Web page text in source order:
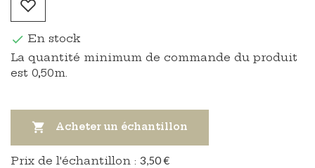
 En stock
La quantité minimum de commande du produit
est 0,50m.
 Acheter un échantillon
Prix ​​de l'échantillon : 3,50 €